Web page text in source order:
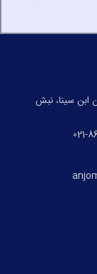
ابن سینا، نبش